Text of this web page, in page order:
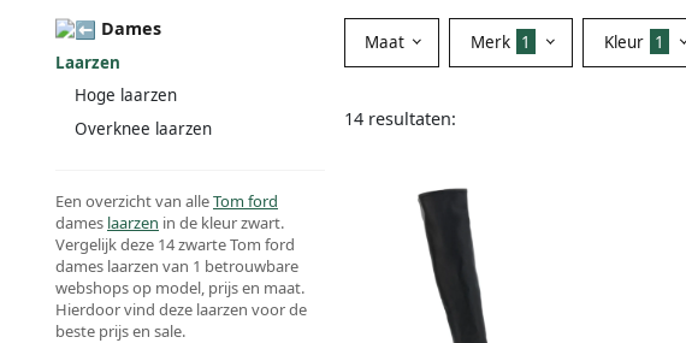
Dames
Laarzen
Hoge laarzen
Overknee laarzen
Een overzicht van alleTom ford
dames laarzen in de kleur zwart.
Vergelijk deze 14 zwarte Tom ford
dames laarzen van 1 betrouwbare
webshops op model, prijs en maat.
Hierdoor vind deze laarzen voor de
beste prijs en sale.
Maat Merk 1 Kleur 1
14 resultaten: